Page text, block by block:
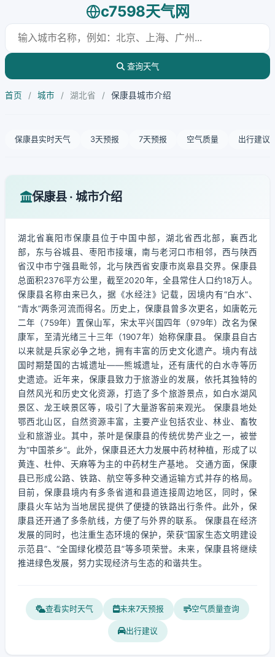
c7598天气网
查询天气
首页 / 城市 / 湖北省 / 保康县城市介绍
保康县实时天气 3天预报 7天预报 空气质量 出行建议
保康县 · 城市介绍
湖北省襄阳市保康县位于中国中部，湖北省西北部，襄西北
部，东与谷城县、枣阳市接壤，南与老河口市相邻，西与陕西
省汉中市宁强县毗邻，北与陕西省安康市岚皋县交界。保康县
总面积2376平方公里，截至2020年，全县常住人口约18万人。
保康县名称由来已久，据《水经注》记载，因境内有“白水”、
“青水”两条河流而得名。历史上，保康县曾多次更名，如唐乾元
二年（759年）置保山军，宋太平兴国四年（979年）改名为保
康军，至清光绪三十三年（1907年）始称保康县。 保康县自古
以来就是兵家必争之地，拥有丰富的历史文化遗产。境内有战
国时期楚国的古城遗址——熊城遗址，还有唐代的白水寺等历
史遗迹。近年来，保康县致力于旅游业的发展，依托其独特的
自然风光和历史文化资源，打造了多个旅游景点，如白水湖风
景区、龙王峡景区等，吸引了大量游客前来观光。 保康县地处
鄂西北山区，自然资源丰富，主要产业包括农业、林业、畜牧
业和旅游业。其中，茶叶是保康县的传统优势产业之一，被誉
为“中国茶乡”。此外，保康县还大力发展中药材种植，形成了以
黄连、杜仲、天麻等为主的中药材生产基地。 交通方面，保康
县已形成公路、铁路、航空等多种交通运输方式并存的格局。
目前，保康县境内有多条省道和县道连接周边地区，同时，保
康县火车站为当地居民提供了便捷的铁路出行条件。此外，保
康县还开通了多条航线，方便了与外界的联系。 保康县在经济
发展的同时，也注重生态环境的保护，荣获“国家生态文明建设
示范县”、“全国绿化模范县”等多项荣誉。未来，保康县将继续
推进绿色发展，努力实现经济与生态的和谐共生。
查看实时天气 未来7天预报 空气质量查询
出行建议